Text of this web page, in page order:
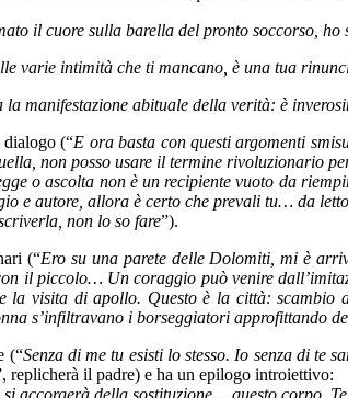
il cuore sulla barella del pronto soccorso,
varie intimità che ti mancano, è una tua
la manifestazione abituale della verità: è
(“E ora basta con questi argomenti
non posso usare il termine rivoluzionario
o ascolta non è un recipiente vuoto da
e autore, allora è certo che prevali tu… da
non lo so fare”).
(“Ero su una parete delle Dolomiti, mi è
il piccolo… Un coraggio può venire
la visita di apollo. Questo è la città:
s’infiltravano i borseggiatori approfittando
(“Senza di me tu esisti lo stesso. Io senza di te
replicherà il padre) e ha un epilogo introiettivo:
accorgerà della sostituzione… questo corpo.